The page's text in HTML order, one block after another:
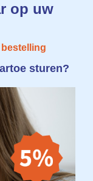
op uw
sturen?